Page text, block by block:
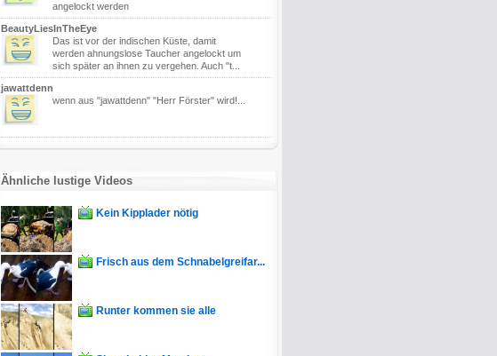
angelockt werden
BeautyLiesInTheEye
Das ist vor der indischen Küste, damit
werden ahnungslose Taucher angelockt um
sich später an ihnen zu vergehen. Auch "t...
jawattdenn
wenn aus "jawattdenn" "Herr Förster" wird!...
Ähnliche lustige Videos
Kein Kipplader nötig
Frisch aus dem Schnabelgreifar...
Runter kommen sie alle